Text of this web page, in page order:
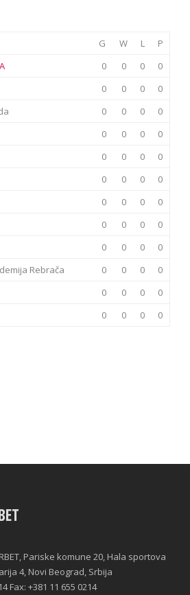
G W L
P
0 0 0
0
0 0 0
0
0 0 0
0
0 0 0
0
0 0 0
0
0 0 0
0
0 0 0
0
0 0 0
0
0 0 0
0
Rebrača 0 0 0
0
0 0 0
0
0 0 0 0
Pariske komune 20, Hala sportova
4, Novi Beograd, Srbija
Fax: +381 11 655 0214